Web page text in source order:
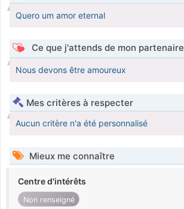
Quero um amor eternal
Ce que j'attends de mon partenaire
Nous devons être amoureux
Mes critères à respecter
Aucun critère n'a été personnalisé
Mieux me connaître
Centre d'intérêts
Non renseigné